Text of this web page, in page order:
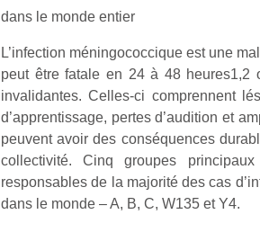
dans le monde entier
L’infection méningococcique est une
peut être fatale en 24 à 48 heures1,2
invalidantes. Celles-ci comprennent
d’apprentissage, pertes d’audition et
peuvent avoir des conséquences
collectivité. Cinq groupes
responsables de la majorité des cas
dans le monde – A, B, C, W135 et Y4.